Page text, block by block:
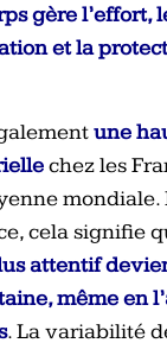
gère l’effort,
et la
une
chez les
mondiale.
cela signifie
attentif
même en
. La variabilité